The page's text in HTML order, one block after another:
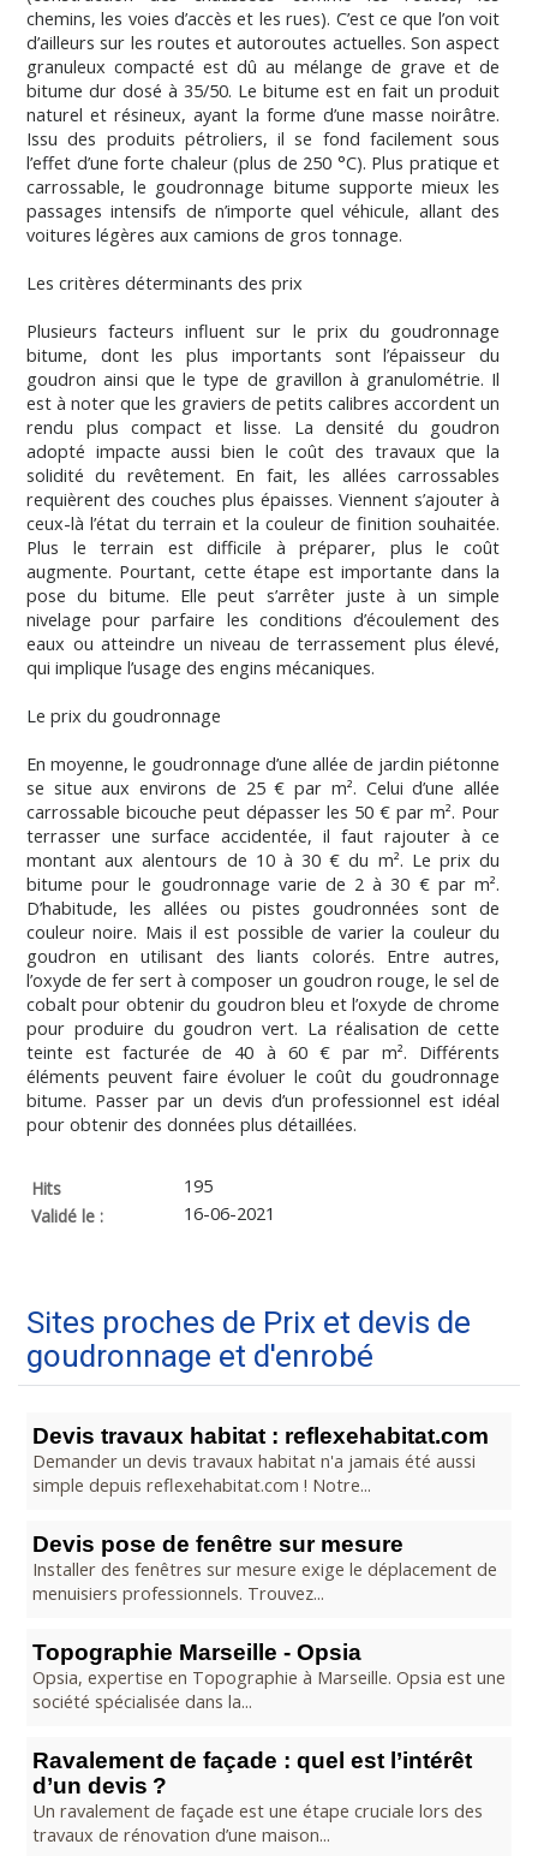
chemins, les voies d’accès et les rues). C’est ce que l’on voit
d’ailleurs sur les routes et autoroutes actuelles. Son aspect
granuleux compacté est dû au mélange de grave et de
bitume dur dosé à 35/50. Le bitume est en fait un produit
naturel et résineux, ayant la forme d’une masse noirâtre.
Issu des produits pétroliers, il se fond facilement sous
l’effet d’une forte chaleur (plus de 250 °C). Plus pratique et
carrossable, le goudronnage bitume supporte mieux les
passages intensifs de n’importe quel véhicule, allant des
voitures légères aux camions de gros tonnage.
Les critères déterminants des prix
Plusieurs facteurs influent sur le prix du goudronnage
bitume, dont les plus importants sont l’épaisseur du
goudron ainsi que le type de gravillon à granulométrie. Il
est à noter que les graviers de petits calibres accordent un
rendu plus compact et lisse. La densité du goudron
adopté impacte aussi bien le coût des travaux que la
solidité du revêtement. En fait, les allées carrossables
requièrent des couches plus épaisses. Viennent s’ajouter à
ceux-là l’état du terrain et la couleur de finition souhaitée.
Plus le terrain est difficile à préparer, plus le coût
augmente. Pourtant, cette étape est importante dans la
pose du bitume. Elle peut s’arrêter juste à un simple
nivelage pour parfaire les conditions d’écoulement des
eaux ou atteindre un niveau de terrassement plus élevé,
qui implique l’usage des engins mécaniques.
Le prix du goudronnage
En moyenne, le goudronnage d’une allée de jardin piétonne
se situe aux environs de 25 € par m². Celui d’une allée
carrossable bicouche peut dépasser les 50 € par m². Pour
terrasser une surface accidentée, il faut rajouter à ce
montant aux alentours de 10 à 30 € du m². Le prix du
bitume pour le goudronnage varie de 2 à 30 € par m².
D’habitude, les allées ou pistes goudronnées sont de
couleur noire. Mais il est possible de varier la couleur du
goudron en utilisant des liants colorés. Entre autres,
l’oxyde de fer sert à composer un goudron rouge, le sel de
cobalt pour obtenir du goudron bleu et l’oxyde de chrome
pour produire du goudron vert. La réalisation de cette
teinte est facturée de 40 à 60 € par m². Différents
éléments peuvent faire évoluer le coût du goudronnage
bitume. Passer par un devis d’un professionnel est idéal
pour obtenir des données plus détaillées.
Hits
195
Validé le :
16-06-2021
Sites proches de Prix et devis de
goudronnage et d'enrobé
Devis travaux habitat : reflexehabitat.com
Demander un devis travaux habitat n'a jamais été aussi
simple depuis reflexehabitat.com ! Notre...
Devis pose de fenêtre sur mesure
Installer des fenêtres sur mesure exige le déplacement de
menuisiers professionnels. Trouvez...
Topographie Marseille - Opsia
Opsia, expertise en Topographie à Marseille. Opsia est une
société spécialisée dans la...
Ravalement de façade : quel est l’intérêt
d’un devis ?
Un ravalement de façade est une étape cruciale lors des
travaux de rénovation d’une maison...